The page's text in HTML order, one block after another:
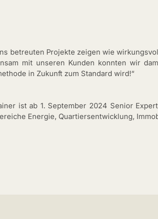
betreuten Projekte zeigen wie
mit unseren Kunden konnten wir
in Zukunft zum Standard wird!“
ist ab 1. September 2024 Senior
Energie, Quartiersentwicklung,